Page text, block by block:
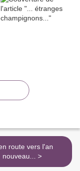
en route vers l'an
nouveau... >